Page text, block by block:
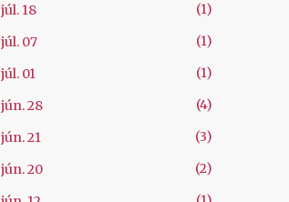
júl. 18
1
júl. 07
1
júl. 01
1
jún. 28
4
jún. 21
3
jún. 20
2